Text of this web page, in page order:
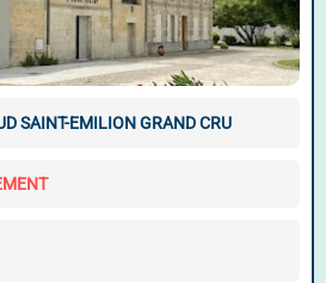
SAINT-EMILION GRAND CRU